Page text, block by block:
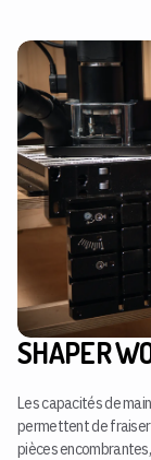
SHAPER
Les capacités de
permettent de fraiser
pièces